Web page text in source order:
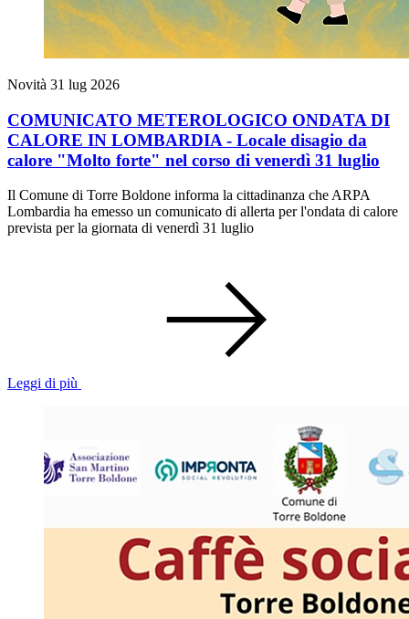
Novità 31 lug 2026
COMUNICATO METEROLOGICO ONDATA DI
CALORE IN LOMBARDIA - Locale disagio da
calore "Molto forte" nel corso di venerdì 31 luglio
Il Comune di Torre Boldone informa la cittadinanza che ARPA
Lombardia ha emesso un comunicato di allerta per l'ondata di calore
prevista per la giornata di venerdì 31 luglio
Leggi di più